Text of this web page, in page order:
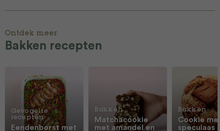
Ontdek meer
Bakken recepten
Gevogelte
recepten
Eendenborst met
Bakken
Matchacookie
met amandel en
Bakken
Cookie
speculaas